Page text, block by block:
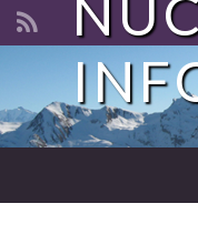
Search for: